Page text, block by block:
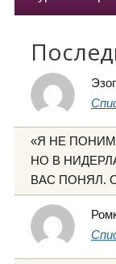
«Я НЕ
НО В
ВАС ПОНЯЛ.